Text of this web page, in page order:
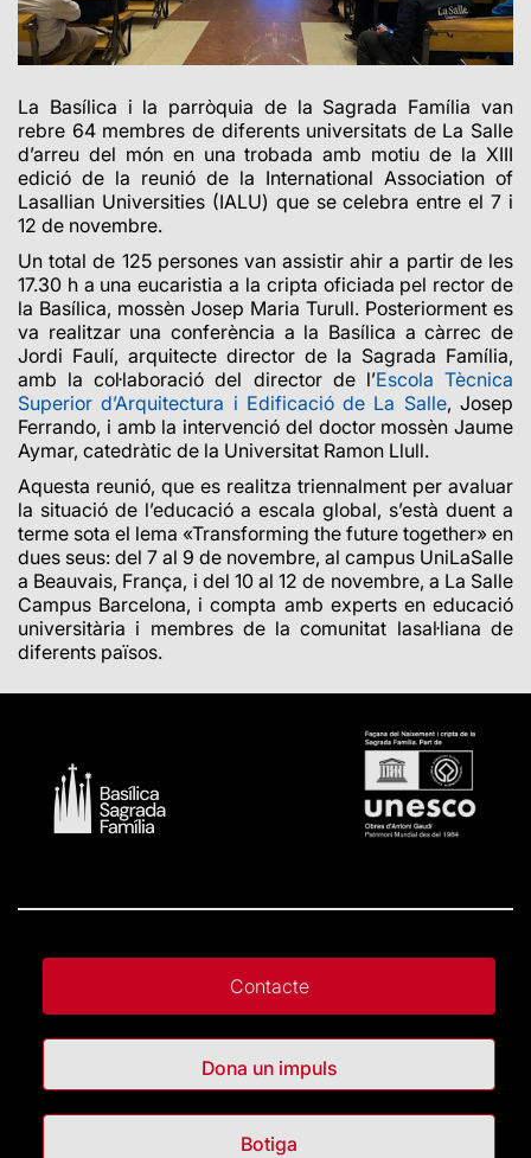
La Basílica i la parròquia de la Sagrada Família van
rebre 64 membres de diferents universitats de La Salle
d’arreu del món en una trobada amb motiu de la XIII
edició de la reunió de la International Association of
Lasallian Universities (IALU) que se celebra entre el 7 i
12 de novembre.
Un total de 125 persones van assistir ahir a partir de les
17.30 h a una eucaristia a la cripta oficiada pel rector de
la Basílica, mossèn Josep Maria Turull. Posteriorment es
va realitzar una conferència a la Basílica a càrrec de
Jordi Faulí, arquitecte director de la Sagrada Família,
amb la col·laboració del director de l’Escola Tècnica
Superior d’Arquitectura i Edificació de La Salle, Josep
Ferrando, i amb la intervenció del doctor mossèn Jaume
Aymar, catedràtic de la Universitat Ramon Llull.
Aquesta reunió, que es realitza triennalment per avaluar
la situació de l’educació a escala global, s’està duent a
terme sota el lema «Transforming the future together» en
dues seus: del 7 al 9 de novembre, al campus UniLaSalle
a Beauvais, França, i del 10 al 12 de novembre, a La Salle
Campus Barcelona, i compta amb experts en educació
universitària i membres de la comunitat lasal·liana de
diferents països.
Contacte
Dona un impuls
Botiga